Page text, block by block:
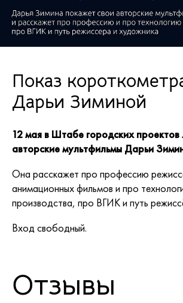
Показ
Дарьи Зиминой
12 мая в Штабе городских
авторские мультфильмы Дарьи
Она расскажет про профессию
анимационных фильмов и про
производства, про ВГИК и путь
Вход свободный.
Отзывы